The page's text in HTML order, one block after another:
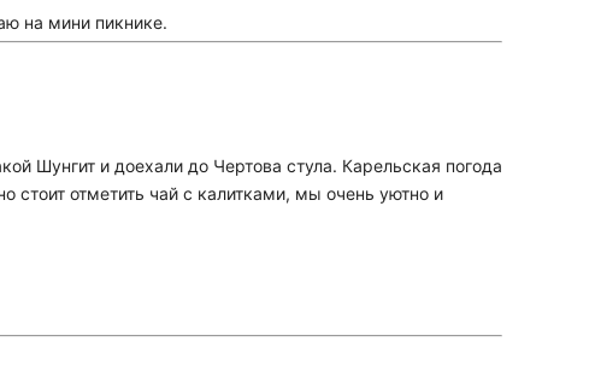
на мини пикнике.
Шунгит и доехали до Чертова стула. Карельская погода
отметить чай с калитками, мы очень уютно и